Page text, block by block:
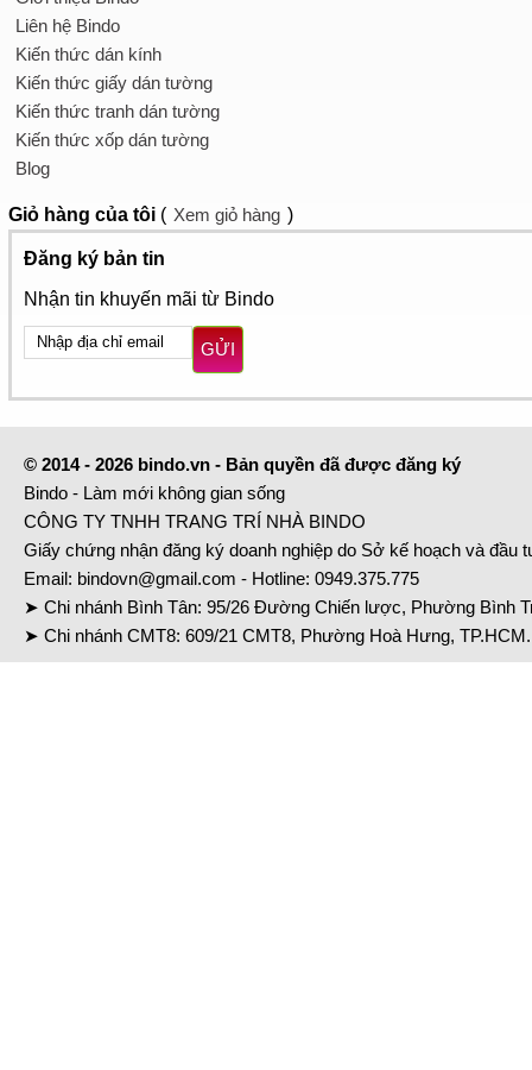
Liên hệ Bindo
Kiến thức dán kính
Kiến thức giấy dán tường
Kiến thức tranh dán tường
Kiến thức xốp dán tường
Blog
Giỏ hàng của tôi ( Xem giỏ hàng )
Đăng ký bản tin
Nhận tin khuyến mãi từ Bindo
GỬI
© 2014 - 2026 bindo.vn - Bản quyền đã được đăng ký
Bindo - Làm mới không gian sống
CÔNG TY TNHH TRANG TRÍ NHÀ BINDO
Giấy chứng nhận đăng ký doanh nghiệp do Sở kế hoạch và đầu
Email: bindovn@gmail.com - Hotline: 0949.375.775
➤ Chi nhánh Bình Tân: 95/26 Đường Chiến lược, Phường Bình
➤ Chi nhánh CMT8: 609/21 CMT8, Phường Hoà Hưng,